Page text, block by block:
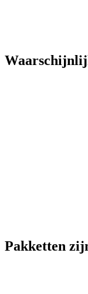
Pakketten